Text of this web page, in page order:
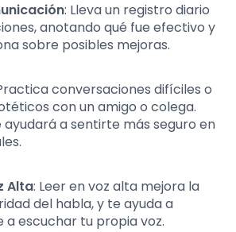
: Lleva un registro diario
anotando qué fue efectivo y
sobre posibles mejoras.
conversaciones difíciles o
con un amigo o colega.
a sentirte más seguro en
Alta: Leer en voz alta mejora la
del habla, y te ayuda a
escuchar tu propia voz.